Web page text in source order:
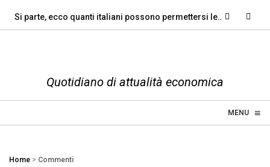
Si parte, ecco quanti italiani possono permettersi le… Al Sud
Quotidiano di attualità economica
MENU ≡
☰
Home > Commenti